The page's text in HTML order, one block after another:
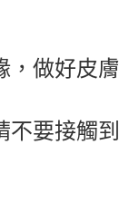
，做好皮膚
要接觸到